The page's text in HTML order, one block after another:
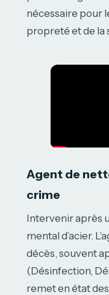
nécessaire pour
propreté et de la
Agent de
crime
Intervenir après
mental d’acier.
décès, souvent
(Désinfection,
remet en état